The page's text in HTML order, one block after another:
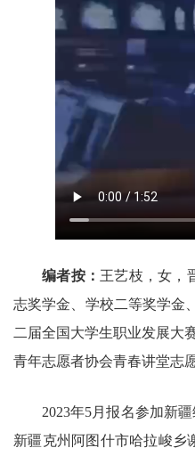
编者按： 王艺枝，女，
志奖学金、学校二等奖学金
二届全国大学生职业发展大
青年志愿者协会青春讲堂志
2023年5月报名参加新
新疆克州阿图什市哈拉峻乡